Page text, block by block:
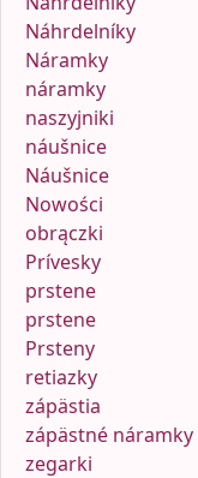
Náhrdelníky
Náramky
náramky
naszyjniki
náušnice
Náušnice
Nowości
obrączki
Prívesky
prstene
prstene
Prsteny
retiazky
zápästia
zápästné náramky
zegarki